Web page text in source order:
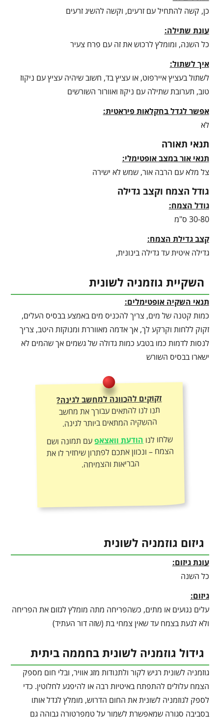
כן, קשה להתחיל עם זרעים, וקשה להשיג זרעים
עונת שתילה:
כל השנה, ומומלץ לרכוש את זה עם פרח צעיר
איך לשתול:
לשתול בעציץ איירפוט, או עציץ בד, חשוב שיהיה עציץ עם ניקוז
טוב, תערובת שתילה עם ניקוז ואוורור השורשים
אפשר לגדל בחקלאות פיראטית:
לא
תנאי תאורה
תנאי אור במצב אופטימלי:
צל מלא עם הרבה אור, שמש לא ישירה
גודל הצמח וקצב גדילה
גודל הצמח:
30-80 ס"מ
קצב גדילת הצמח:
גדילה איטית עד גדילה בינונית,
השקיית גוזמניה לשונית
תנאי השקיה אופטימלים:
כמות קטנה של מים, צריך להכניס מים באמצע בבסיס העלים,
זקוק ללחות וקרקע לך, אך אדמה מאווררת ומנוקזת היטב, צריך
לנסות לדמות כמו בטבע כמות גדולה של גשמים אך שהמים לא
ישארו בבסיס השורש
זקוקים להכוונה למחשב לגינה?
תנו לנו להתאים עבורך את מחשב
ההשקיה המתאים ביותר לגינה.
שלחו לנוהודעת וואצאפעם תמונה ושם
הצמח – ונכוון אתכם לפתרון שיחזיר לו את
הבריאות והצמיחה.
גיזום גוזמניה לשונית
עונת גיזום:
כל השנה
גיזום:
עלים נגועים או מתים, כשהפריחה מתה מומלץ לגזום את הפריחה
ולא לגעת בצמח עד שאין צמחי בת (שזה דור העתיד)
גידול גוזמניה לשונית בחממה ביתית
גוזמניה לשונית רגיש לקור ולתנודות מזג אוויר, ובלי חום מספק
הצמח עלולים להתפתח באיטיות רבה או להיפגע לחלוטין. כדי
לספק לגוזמניה לשונית את החום הדרוש, מומלץ לגדל אותו
בסביבה סגורה שמאפשרת לשמור על טמפרטורה גבוהה גם